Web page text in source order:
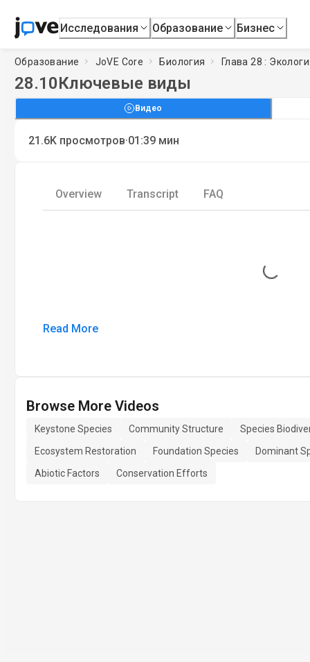
Исследования Образование Бизнес
Образование JoVE Core Биология Глава 28 :
28.10Ключевые виды
Видео
21.6K просмотров·01:39 мин
Overview Transcript FAQ
Loading...
Read More
Browse More Videos
Keystone Species Community Structure
Species
Ecosystem Restoration
Foundation Species
Dominant
Abiotic Factors
Conservation Efforts